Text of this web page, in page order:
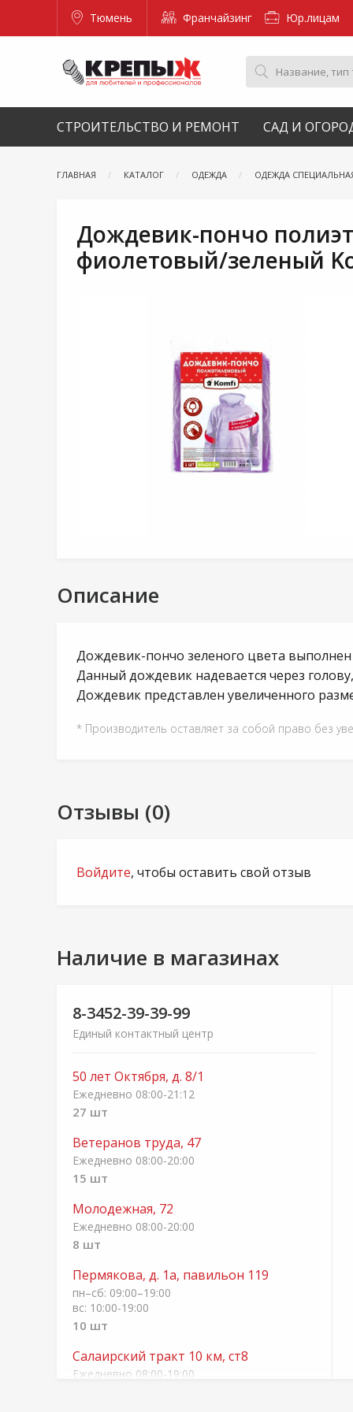
Тюмень Франчайзинг Юр.лицам
СТРОИТЕЛЬСТВО И РЕМОНТ САД И
ГЛАВНАЯ КАТАЛОГ ОДЕЖДА ОДЕЖДА
Дождевик-пончо
фиолетовый/зеленый
Описание
Дождевик-пончо зеленого цвета выполнен
Данный дождевик надевается через
Дождевик представлен увеличенного
* Производитель оставляет за собой право без
Отзывы (0)
Войдите, чтобы оставить свой отзыв
Наличие в магазинах
8-3452-39-39-99
Единый контактный центр
50 лет Октября, д. 8/1
Ежедневно 08:00-21:12
27 шт
Ветеранов труда, 47
Ежедневно 08:00-20:00
15 шт
Молодежная, 72
Ежедневно 08:00-20:00
8 шт
Пермякова, д. 1а, павильон 119
пн–сб: 09:00–19:00
вс: 10:00-19:00
10 шт
Салаирский тракт 10 км, ст8
Ежедневно 08:00-19:00